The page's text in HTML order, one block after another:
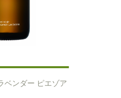
ベンダー ピエゾア